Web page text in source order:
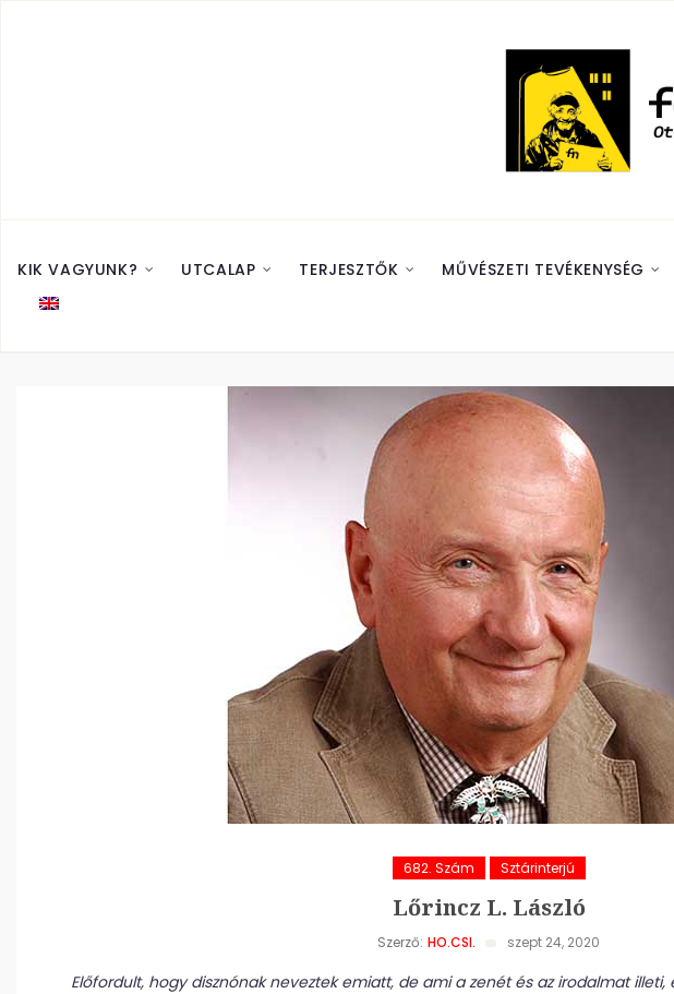
KIK VAGYUNK? UTCALAP TERJESZTŐK MŰVÉSZETI TEVÉKENYSÉG
682. Szám Sztárinterjú
Lőrincz L. László
Szerző: HO.CSI. szept 24, 2020
Előfordult, hogy disznónak neveztek emiatt, de ami a zenét és az irodalmat